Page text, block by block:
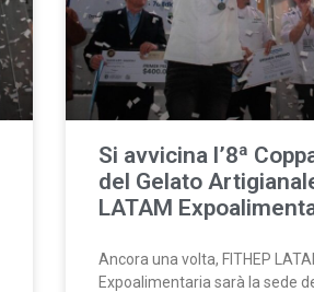
Si avvicina l’8ª
del Gelato
LATAM
Ancora una volta, FITHEP
Expoalimentaria sarà la sede